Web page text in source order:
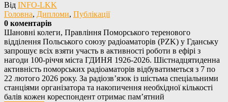
Від INFO-LKK
Головна, Дипломи, Публікації
0 коментарів
Шановні колеги, Правління Поморського теренового
відділення Польського союзу радіоаматорів (PZK) у Гданську
запрошує всіх взяти участь в активності роботи в ефірі з
нагоди 100-річчя міста ГДИНЯ 1926-2026. Шістнадцятиденна
активність поморських радіоаматорів відбуватиметься з 7 по
22 лютого 2026 року. За радіозв’язок із шістьма спеціальними
станціями організатора та накопичення необхідної кількості
балів кожен кореспондент отримає пам’ятний